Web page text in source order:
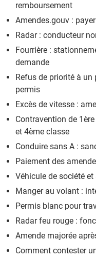
remboursement
Amendes.gouv :
Radar : conducteur
Fourrière :
demande
Refus de priorité à
permis
Excès de vitesse :
Contravention de
et 4ème classe
Conduire sans A :
Paiement des
Véhicule de société
Manger au volant :
Permis blanc pour
Radar feu rouge :
Amende majorée
Comment contester